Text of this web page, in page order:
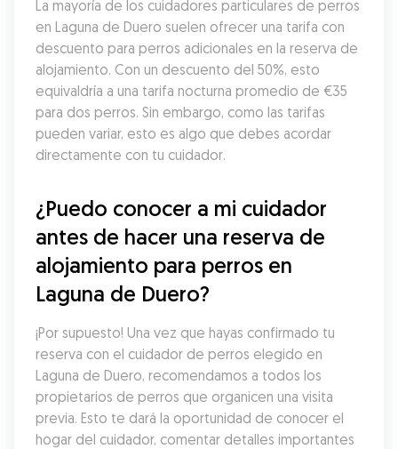
La mayoría de los cuidadores particulares de perros
en Laguna de Duero suelen ofrecer una tarifa con
descuento para perros adicionales en la reserva de
alojamiento. Con un descuento del 50%, esto
equivaldría a una tarifa nocturna promedio de €35
para dos perros. Sin embargo, como las tarifas
pueden variar, esto es algo que debes acordar
directamente con tu cuidador.
¿Puedo conocer a mi cuidador
antes de hacer una reserva de
alojamiento para perros en
Laguna de Duero?
¡Por supuesto! Una vez que hayas confirmado tu
reserva con el cuidador de perros elegido en
Laguna de Duero, recomendamos a todos los
propietarios de perros que organicen una visita
previa. Esto te dará la oportunidad de conocer el
hogar del cuidador, comentar detalles importantes